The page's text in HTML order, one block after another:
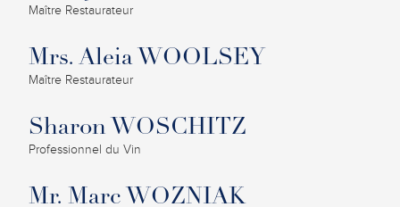
Maître Restaurateur
Mrs. Aleia WOOLSEY
Maître Restaurateur
Sharon WOSCHITZ
Professionnel du Vin
Mr. Marc WOZNIAK